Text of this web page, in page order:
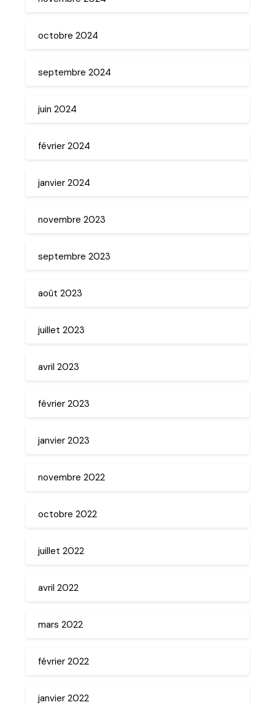
octobre 2024
septembre 2024
juin 2024
février 2024
janvier 2024
novembre 2023
septembre 2023
août 2023
juillet 2023
avril 2023
février 2023
janvier 2023
novembre 2022
octobre 2022
juillet 2022
avril 2022
mars 2022
février 2022
janvier 2022